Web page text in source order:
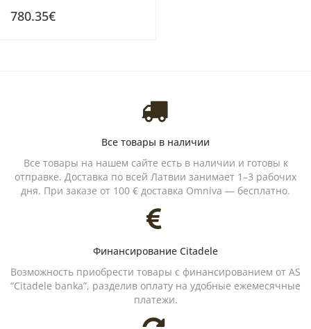
780.35€
Все товары в наличии
Все товары на нашем сайте есть в наличии и готовы к
отправке. Доставка по всей Латвии занимает 1–3 рабочих
дня. При заказе от 100 € доставка Omniva — бесплатно.
Финансирование Citadele
Возможность приобрести товары с финансированием от AS
“Citadele banka”, разделив оплату на удобные ежемесячные
платежи.